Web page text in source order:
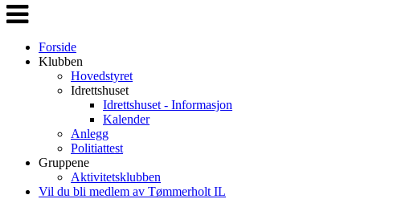
Veksle
navigasjon
Forside
Klubben
Hovedstyret
Idrettshuset
Idrettshuset - Informasjon
Kalender
Anlegg
Politiattest
Gruppene
Aktivitetsklubben
Vil du bli medlem av Tømmerholt IL